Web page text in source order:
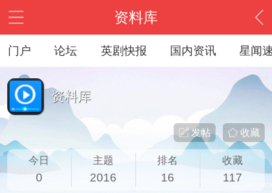
资料库
门户 论坛 英剧快报 国内资讯 星闻
资料库
收藏
发帖
今日
0
主题
2016
排名
16
收藏
117